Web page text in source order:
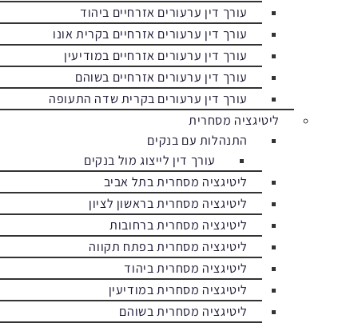
עורך דין ערעורים אזרחיים ביהוד
עורך דין ערעורים אזרחיים בקרית אונו
עורך דין ערעורים אזרחיים במודיעין
עורך דין ערעורים אזרחיים בשוהם
עורך דין ערעורים בקרית שדה התעופה
ליטיגציה מסחרית
התנהלות עם בנקים
עורך דין לייצוג מול בנקים
ליטיגציה מסחרית בתל אביב
ליטיגציה מסחרית בראשון לציון
ליטיגציה מסחרית ברחובות
ליטיגציה מסחרית בפתח תקווה
ליטיגציה מסחרית ביהוד
ליטיגציה מסחרית במודיעין
ליטיגציה מסחרית בשוהם